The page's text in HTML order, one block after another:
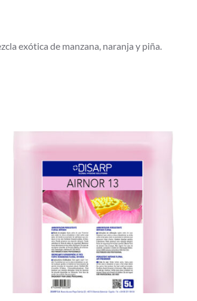
exótica de manzana, naranja y piña.